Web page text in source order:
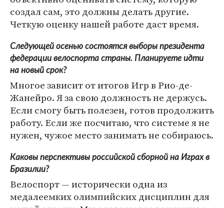
создал сам, это должны делать другие.
Четкую оценку нашей работе даст время.
Следующей осенью состоятся выборы президента
федерации велоспорта страны. Планируете идти
на новый срок?
Многое зависит от итогов Игр в Рио-де-
Жанейро. Я за свою должность не держусь.
Если смогу быть полезен, готов продолжить
работу. Если же посчитаю, что системе я не
нужен, чужое место занимать не собираюсь.
Каковы перспективы российской сборной на Играх в
Бразилии?
Велоспорт — исторически одна из
медалеемких олимпийских дисциплин для